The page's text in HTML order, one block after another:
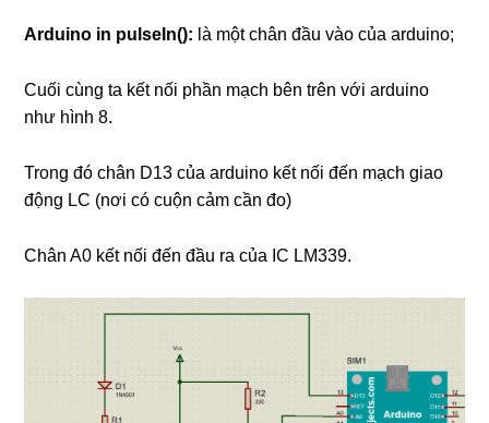
Arduino in pulseIn(): là một chân đầu vào của arduino;
Cuối cùng ta kết nối phần mạch bên trên với arduino
như hình 8.
Trong đó chân D13 của arduino kết nối đến mạch giao
động LC (nơi có cuộn cảm cần đo)
Chân A0 kết nối đến đầu ra của IC LM339.